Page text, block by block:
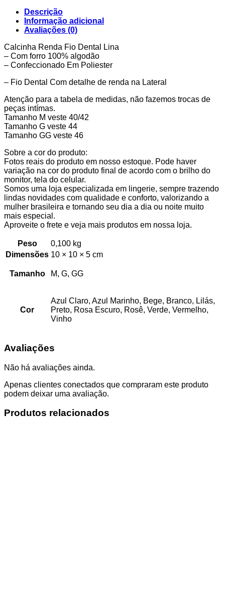
Descrição
Informação adicional
Avaliações (0)
Calcinha Renda Fio Dental Lina
– Com forro 100% algodão
– Confeccionado Em Poliester
– Fio Dental Com detalhe de renda na Lateral
Atenção para a tabela de medidas, não fazemos trocas de
peças intímas.
Tamanho M veste 40/42
Tamanho G veste 44
Tamanho GG veste 46
Sobre a cor do produto:
Fotos reais do produto em nosso estoque. Pode haver
variação na cor do produto final de acordo com o brilho do
monitor, tela do celular.
Somos uma loja especializada em lingerie, sempre trazendo
lindas novidades com qualidade e conforto, valorizando a
mulher brasileira e tornando seu dia a dia ou noite muito
mais especial.
Aproveite o frete e veja mais produtos em nossa loja.
Peso
0,100 kg
Dimensões 10 × 10 × 5 cm
Tamanho M, G, GG
Cor
Azul Claro, Azul Marinho, Bege, Branco, Lilás,
Preto, Rosa Escuro, Rosê, Verde, Vermelho,
Vinho
Avaliações
Não há avaliações ainda.
Apenas clientes conectados que compraram este produto
podem deixar uma avaliação.
Produtos relacionados